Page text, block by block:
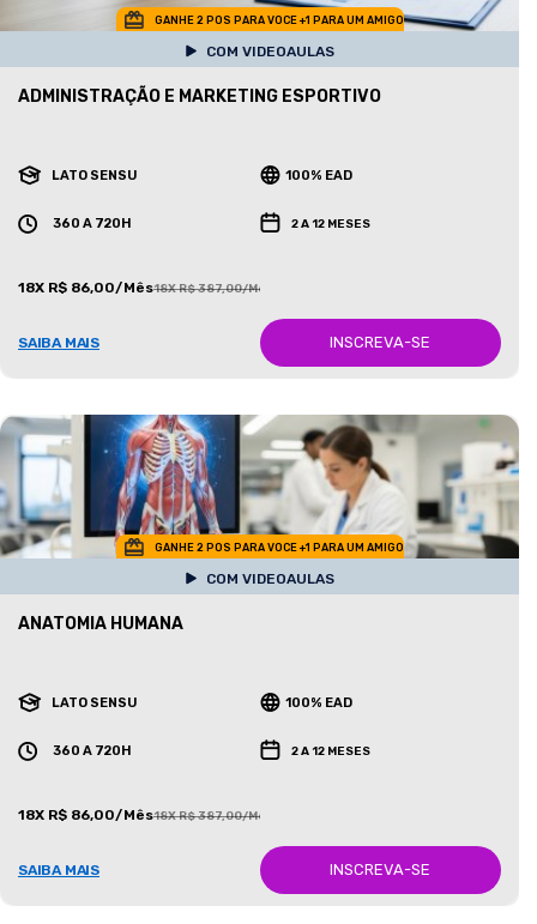
GANHE 2 POS PARA VOCE +1 PARA UM AMIGO
COM VIDEOAULAS
ADMINISTRAÇÃO E MARKETING ESPORTIVO
LATO SENSU 100% EAD
360 A 720H 2 A 12 MESES
18X R$ 86,00/Mês18X R$ 387,00/Mês
SAIBA MAIS INSCREVA-SE
GANHE 2 POS PARA VOCE +1 PARA UM AMIGO
COM VIDEOAULAS
ANATOMIA HUMANA
LATO SENSU 100% EAD
360 A 720H 2 A 12 MESES
18X R$ 86,00/Mês18X R$ 387,00/Mês
SAIBA MAIS INSCREVA-SE